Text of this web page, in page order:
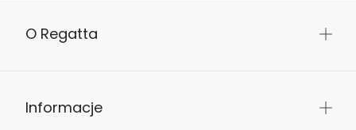
O Regatta
Informacje